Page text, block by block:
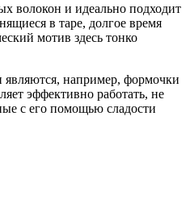
волокон и идеально подходит
в таре, долгое время
мотив здесь тонко
являются, например, формочки
эффективно работать, не
с его помощью сладости